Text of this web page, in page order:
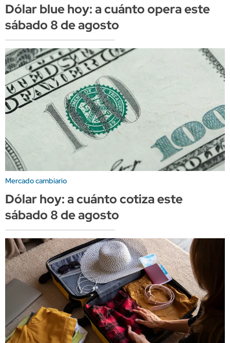
Dólar blue hoy: a cuánto opera este
sábado 8 de agosto
Mercado cambiario
Dólar hoy: a cuánto cotiza este
sábado 8 de agosto